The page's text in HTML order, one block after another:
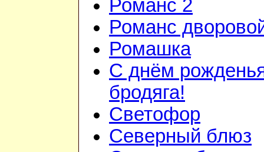
Романс 2
Романс
Ромашка
С днём
бродяга!
Светофор
Северный блюз